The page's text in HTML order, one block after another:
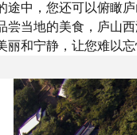
途中，您还可以俯瞰
尝当地的美食，庐山
丽和宁静，让您难以